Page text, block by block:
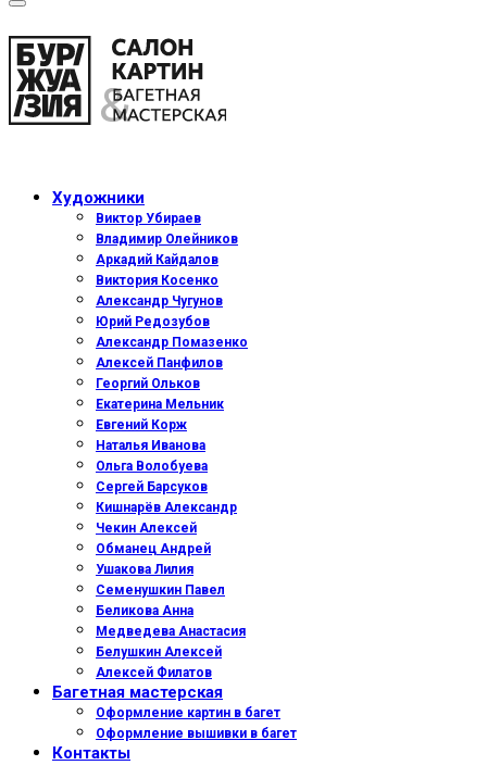
Художники
Виктор Убираев
Владимир Олейников
Аркадий Кайдалов
Виктория Косенко
Александр Чугунов
Юрий Редозубов
Александр Помазенко
Алексей Панфилов
Георгий Ольков
Екатерина Мельник
Евгений Корж
Наталья Иванова
Ольга Волобуева
Сергей Барсуков
Кишнарёв Александр
Чекин Алексей
Обманец Андрей
Ушакова Лилия
Семенушкин Павел
Беликова Анна
Медведева Анастасия
Белушкин Алексей
Алексей Филатов
Багетная мастерская
Оформление картин в багет
Оформление вышивки в багет
Контакты